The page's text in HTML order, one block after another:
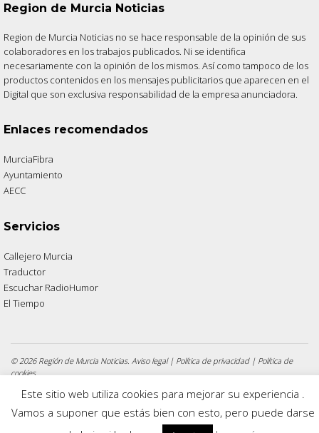
Region de Murcia Noticias
Region de Murcia Noticias no se hace responsable de la opinión de sus
colaboradores en los trabajos publicados. Ni se identifica
necesariamente con la opinión de los mismos. Así como tampoco de los
productos contenidos en los mensajes publicitarios que aparecen en el
Digital que son exclusiva responsabilidad de la empresa anunciadora.
Enlaces recomendados
MurciaFibra
Ayuntamiento
AECC
Servicios
Callejero Murcia
Traductor
Escuchar RadioHumor
El Tiempo
© 2026 Región de Murcia Noticias. Aviso legal| Política de privacidad| Política de
cookies
Este sitio web utiliza cookies para mejorar su experiencia .
Vamos a suponer que estás bien con esto, pero puede darse